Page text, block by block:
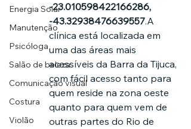
Energia Solar
Manutenção
Psicóloga
Salão de beleza
Comunicação visual
Costura
Violão
-23.010598422166286,
-43.32938476639557.A
clínica está localizada em
uma das áreas mais
acessíveis da Barra da Tijuca,
com fácil acesso tanto para
quem reside na zona oeste
quanto para quem vem de
outras partes do Rio de